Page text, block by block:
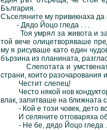
България.
Съселяните му привикнаха да
- Дядо Йоцо гледа . . .
Тоя умрял за живота и за
той вече олицетворяваше
му я рисуваше като един
бързина из планината,
Слепотата и умствената
страни, които разочарования
Честит слепец!
Често някой нов
влак, запитваше на ближната
- Кой е този човек, дето
И селяните отговаряха
- Не бе, дядо Йоцо гледа .